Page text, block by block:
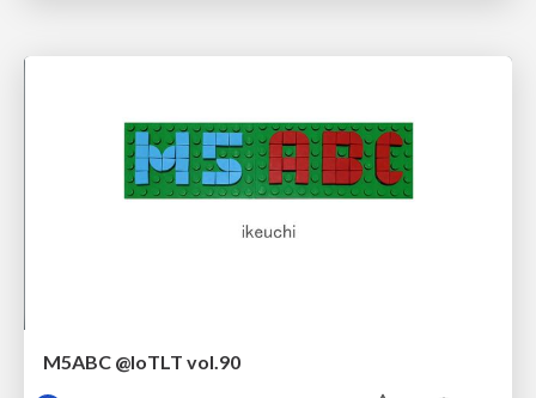
M5ABC @IoTLT vol.90